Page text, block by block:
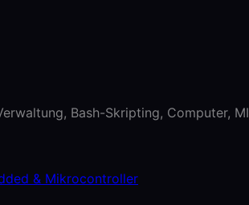
Bash-Skripting, Computer,
& Mikrocontroller